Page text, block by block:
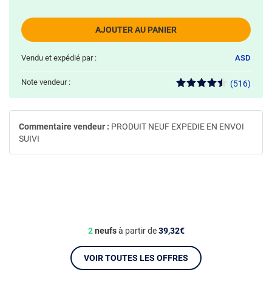
AJOUTER AU PANIER
Vendu et expédié par : ASD
Note vendeur : (516)
2neufsà partir de39,32€
VOIR TOUTES LES OFFRES
Commentaire vendeur : PRODUIT NEUF EXPEDIE EN ENVOI
SUIVI